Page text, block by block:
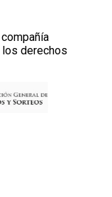
derechos